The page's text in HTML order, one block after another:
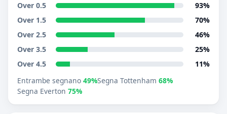
Over 0.5
93%
Over 1.5
70%
Over 2.5
46%
Over 3.5
25%
Over 4.5
11%
Entrambe segnano 49%Segna Tottenham 68%
Segna Everton 75%